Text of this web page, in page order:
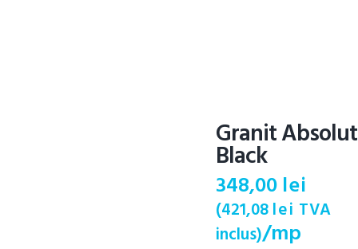
Granit Absolut
Black
348,00 lei
(421,08 lei TVA
inclus)/mp